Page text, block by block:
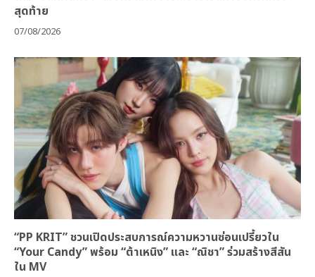
สุดท้าย
07/08/2026
“PP KRIT” ชวนเปิดประสบการณ์ความหวานซ่อนเปรี้ยวใน
“Your Candy” พร้อม “ต้าเหนิง” และ “ณิชา” ร่วมสร้างสีสัน
ใน MV